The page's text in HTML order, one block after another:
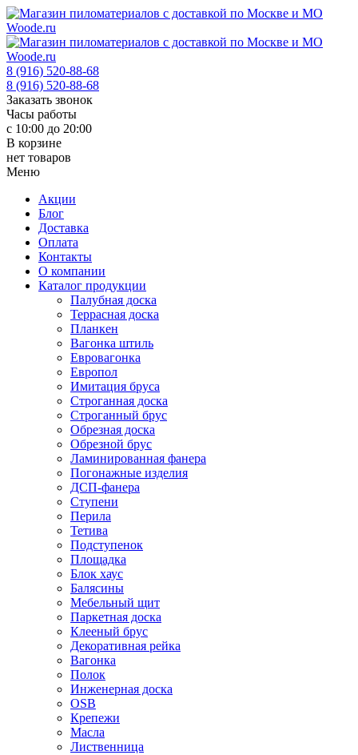
8 (916) 520-88-68
8 (916) 520-88-68
Заказать звонок
Часы работы
с 10:00 до 20:00
В корзине
нет товаров
Меню
Акции
Блог
Доставка
Оплата
Контакты
О компании
Каталог продукции
Палубная доска
Террасная доска
Планкен
Вагонка штиль
Евровагонка
Европол
Имитация бруса
Строганная доска
Строганный брус
Обрезная доска
Обрезной брус
Ламинированная фанера
Погонажные изделия
ДСП-фанера
Ступени
Перила
Тетива
Подступенок
Площадка
Блок хаус
Балясины
Мебельный щит
Паркетная доска
Клееный брус
Декоративная рейка
Вагонка
Полок
Инженерная доска
OSB
Крепежи
Масла
Лиственница